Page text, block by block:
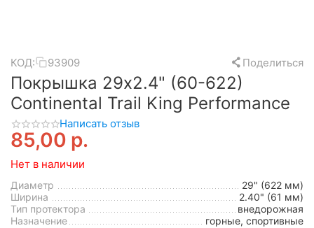
КОД: 93909 Поделиться
Покрышка 29x2.4" (60-622)
Continental Trail King Performance
Написать отзыв
85,00 р.
Нет в наличии
Диаметр
29" (622 мм)
Ширина
2.40" (61 мм)
Тип протектора
внедорожная
Назначение
горные, спортивные